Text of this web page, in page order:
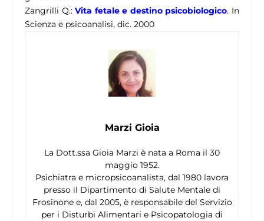
Zangrilli Q.:Vita fetale e destino psicobiologico. In
Scienza e psicoanalisi, dic. 2000
Marzi Gioia
La Dott.ssa Gioia Marzi è nata a Roma il 30
maggio 1952.
Psichiatra e micropsicoanalista, dal 1980 lavora
presso il Dipartimento di Salute Mentale di
Frosinone e, dal 2005, è responsabile del Servizio
per i Disturbi Alimentari e Psicopatologia di